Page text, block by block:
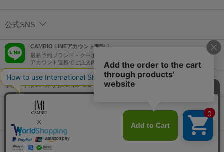
公式SNS
CAMBIO LINEアカウント開設！
最新予約ブランド・クーポン情報などを配信！
アカウント連携でご注文内容をLINEでも確認可能！
個人情報の取り扱いについて
特定商取引法に基づく表示
コーポレートサイト